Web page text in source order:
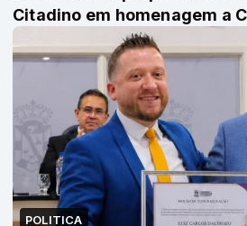
Citadino em homenagem a
POLITICA